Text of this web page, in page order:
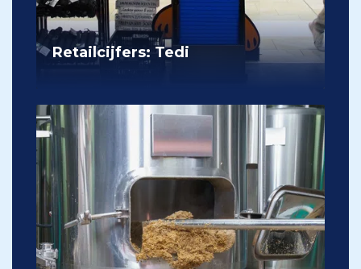
Retailcijfers: Tedi